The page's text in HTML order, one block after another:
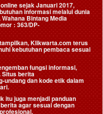
sejak Januari 2017,
informasi melalui dunia
Wahana Bintang Media
: 363/DP-
Klikwarta.com terus
kebutuhan pembaca sesuai
fungsi informasi,
Situs berita
undang dan kode etik dalam
itu juga menjadi panduan
agar sesuai dengan